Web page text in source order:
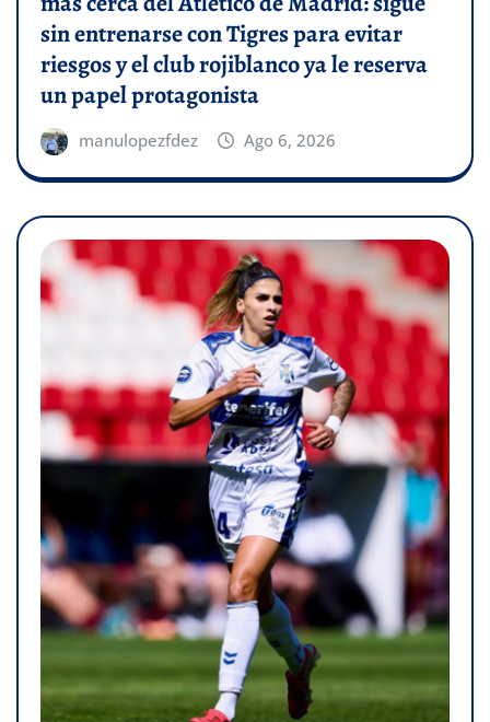
sin entrenarse con Tigres para evitar
riesgos y el club rojiblanco ya le reserva
un papel protagonista
manulopezfdez Ago 6, 2026